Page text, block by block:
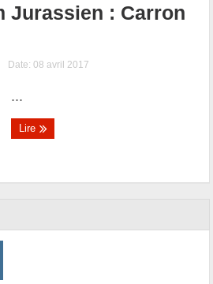
Jurassien : Carron
Date: 08 avril 2017
...
Lire